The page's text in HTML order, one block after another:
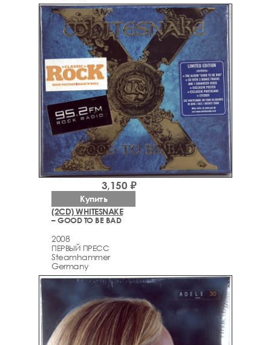
(2CD) WHITESNAKE
– GOOD TO BE BAD
2008
ПЕРВЫЙ ПРЕСС
Steamhammer
Germany
3,150 ₽
Купить